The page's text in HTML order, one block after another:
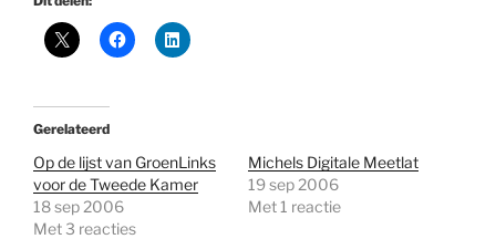
Gerelateerd
Op de lijst van GroenLinks
voor de Tweede Kamer
18 sep 2006
Met 3 reacties
Michels Digitale Meetlat
19 sep 2006
Met 1 reactie